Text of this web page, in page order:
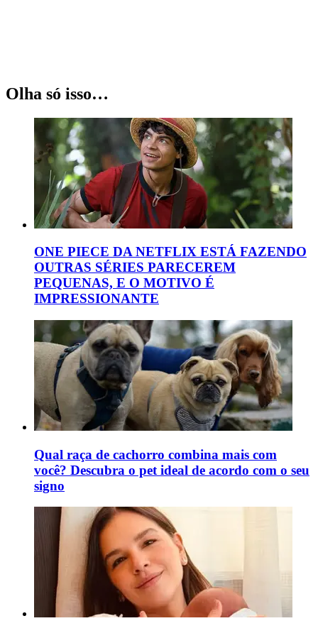
Olha só isso…
ONE PIECE DA NETFLIX ESTÁ FAZENDO
OUTRAS SÉRIES PARECEREM
PEQUENAS, E O MOTIVO É
IMPRESSIONANTE
Qual raça de cachorro combina mais com
você? Descubra o pet ideal de acordo com o seu
signo